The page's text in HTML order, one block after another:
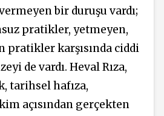
bir duruşu vardı;
pratikler, yetmeyen,
pratikler karşısında ciddi
de vardı. Heval Rıza,
tarihsel hafıza,
açısından gerçekten